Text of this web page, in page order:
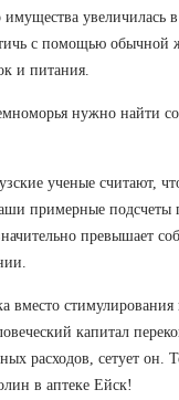
увеличилась
с помощью обычной
и питания.
нужно найти
ученые считают,
примерные подсчеты
превышает
вместо стимулирования
капитал
расходов, сетует он.
в аптеке Ейск!